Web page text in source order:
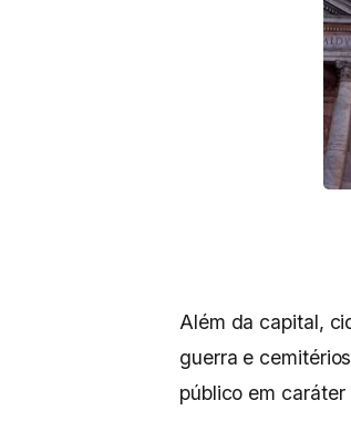
Além da capital,
guerra e
público em caráter